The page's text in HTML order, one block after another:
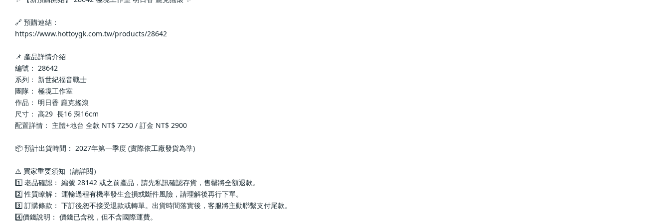
🔗 預購連結：
https://www.hottoygk.com.tw/products/28642
📌 產品詳情介紹
編號： 28642
系列： 新世紀福音戰士
團隊： 極境工作室
作品： 明日香 龐克搖滾
尺寸： 高29  長16 深16cm
配置詳情： 主體+地台 全款 NT$ 7250 / 訂金 NT$ 2900
📦 預計出貨時間： 2027年第一季度 (實際依工廠發貨為準)
⚠️ 買家重要須知（請詳閱）
1️⃣ 老品確認： 編號 28142 或之前產品，請先私訊確認存貨，售罄將全額退款。
2️⃣ 性質瞭解： 運輸過程有機率發生盒損或斷件風險，請理解後再行下單。
3️⃣ 訂購條款： 下訂後恕不接受退款或轉單。出貨時間落實後，客服將主動聯繫支付尾款。
4️⃣價錢說明： 價錢已含稅，但不含國際運費。